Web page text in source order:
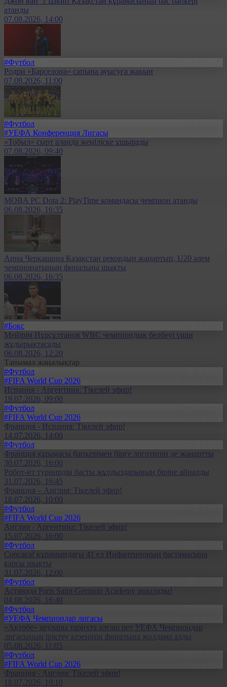
атанды
07.08.2026, 14:00
#Футбол
Родри «Барселона» сапына ауысуға жақын
07.08.2026, 11:00
#Футбол
#УЕФА Конференция Лигасы
«Тобыл» сырт алаңда жеңіліске ұшырады
07.08.2026, 09:40
MOBA PC Dota 2: PlayTime командасы чемпион атанды
06.08.2026, 16:35
Анна Черкашина Қазақстан рекордын жаңартып, U20 әлем
чемпионатының финалына шықты
06.08.2026, 16:35
#Бокс
Мейірім Нұрсұлтанов WBC чемпиондық белбеуі үшін
жұдырықтасады
06.08.2026, 12:20
Танымал жаңалықтар
#Футбол
#FIFA World Cup 2026
Испания - Аргентина: Тікелей эфир!
19.07.2026, 09:00
#Футбол
#FIFA World Cup 2026
Франция - Испания: Тікелей эфир!
14.07.2026, 14:00
#Футбол
Франция құрамасы бапкерімен бірге логотипін де жаңартты
30.07.2026, 16:00
Робот-ит турнирдің басты жұлдыздарының біріне айналды
31.07.2026, 16:45
Франция – Англия: Тікелей эфир!
18.07.2026, 10:00
#Футбол
#FIFA World Cup 2026
Англия - Аргентина: Тікелей эфир!
15.07.2026, 16:00
#Футбол
Concacaf құрамындағы 41 ел Инфантиноның бастамасына
қарсы шықты
31.07.2026, 12:00
#Футбол
Астанада Paris Saint-Germain Academy ашылады!
04.08.2026, 16:40
#Футбол
#УЕФА Чемпиондар лигасы
«Ақтөбе» арулары тарихта алғаш рет УЕФА Чемпиондар
лигасының іріктеу кезеңінің финалына жолдама алды
05.08.2026, 11:05
#Футбол
#FIFA World Cup 2026
Франция - Англия: Тікелей эфир!
18.07.2026, 10:10